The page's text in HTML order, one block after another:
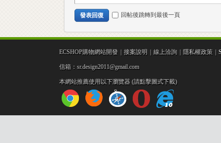
發表回復 回帖後跳轉到最後一頁
ECSHOP購物網站開發 接案說明 線上洽詢 隱私權政策
信箱：sr.design2011@gmail.com
本網站推薦使用以下瀏覽器 (請點擊圖式下載)